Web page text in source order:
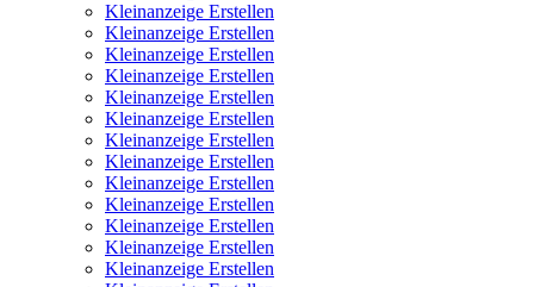
Kleinanzeige Erstellen
Kleinanzeige Erstellen
Kleinanzeige Erstellen
Kleinanzeige Erstellen
Kleinanzeige Erstellen
Kleinanzeige Erstellen
Kleinanzeige Erstellen
Kleinanzeige Erstellen
Kleinanzeige Erstellen
Kleinanzeige Erstellen
Kleinanzeige Erstellen
Kleinanzeige Erstellen
Kleinanzeige Erstellen